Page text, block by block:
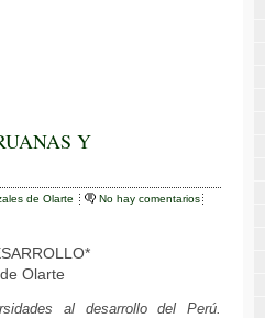
Y
de Olarte
No hay comentarios
Olarte
al desarrollo del Perú.